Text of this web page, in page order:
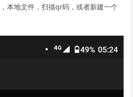
本地文件，扫描qr码，或者新建一个